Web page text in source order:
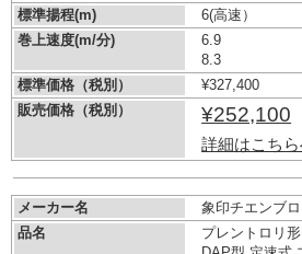
標準揚程(m)
6(高速）
巻上速度(m/分)
6.9
8.3
標準価格（税別）
¥327,400
販売価格（税別）
¥252,100
詳細はこち
メーカー名
象印チエンブ
品名
プレントロリ